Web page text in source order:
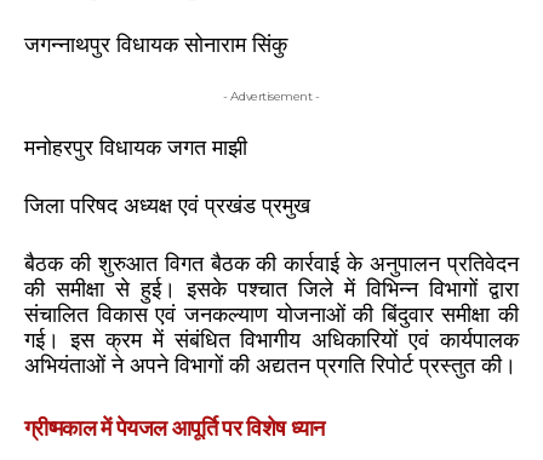
जगन्नाथपुर विधायक सोनाराम सिंकु
- Advertisement -
मनोहरपुर विधायक जगत माझी
जिला परिषद अध्यक्ष एवं प्रखंड प्रमुख
बैठक की शुरुआत विगत बैठक की कार्रवाई के अनुपालन प्रतिवेदन
की समीक्षा से हुई। इसके पश्चात जिले में विभिन्न विभागों द्वारा
संचालित विकास एवं जनकल्याण योजनाओं की बिंदुवार समीक्षा की
गई। इस क्रम में संबंधित विभागीय अधिकारियों एवं कार्यपालक
अभियंताओं ने अपने विभागों की अद्यतन प्रगति रिपोर्ट प्रस्तुत की।
ग्रीष्मकाल में पेयजल आपूर्ति पर विशेष ध्यान